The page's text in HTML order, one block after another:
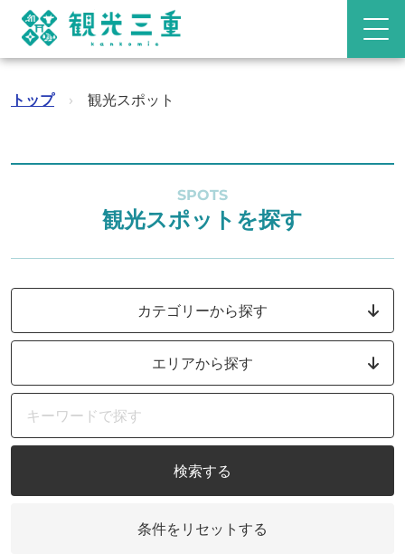
トップ › 観光スポット
SPOTS
観光スポットを探す
カテゴリーから探す
エリアから探す
検索する
条件をリセットする